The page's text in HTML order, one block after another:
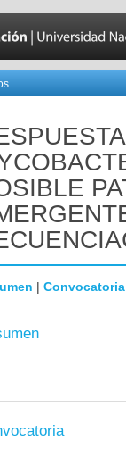
| Convocatoria